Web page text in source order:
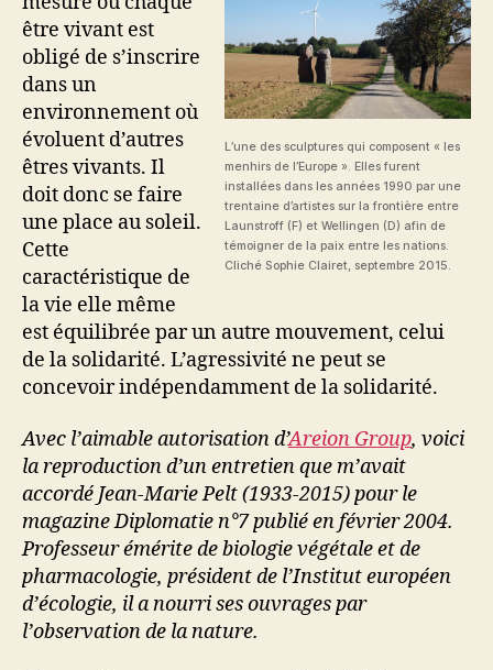
L’une des sculptures qui composent « les
menhirs de l’Europe ». Elles furent
installées dans les années 1990 par une
trentaine d’artistes sur la frontière entre
Launstroff (F) et Wellingen (D) afin de
témoigner de la paix entre les nations.
Cliché Sophie Clairet, septembre 2015.
être vivant est
obligé de s’inscrire
dans un
environnement où
évoluent d’autres
êtres vivants. Il
doit donc se faire
une place au soleil.
Cette
caractéristique de
la vie elle même
est équilibrée par un autre mouvement, celui
de la solidarité. L’agressivité ne peut se
concevoir indépendamment de la solidarité.
Avec l’aimable autorisation d’Areion Group, voici
la reproduction d’un entretien que m’avait
accordé Jean-Marie Pelt (1933-2015) pour le
magazine Diplomatie n°7 publié en février 2004.
Professeur émérite de biologie végétale et de
pharmacologie, président de l’Institut européen
d’écologie, il a nourri ses ouvrages par
l’observation de la nature.